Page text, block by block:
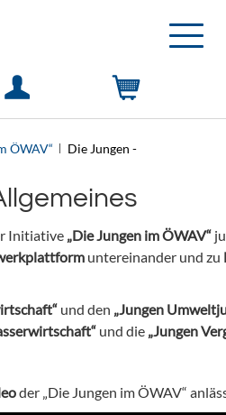
Toggle
ÖWAV“
Die Jungen -
Initiative „Die Jungen im ÖWAV“
untereinander und zu
und den „Jungen
und die „Jungen
der „Die Jungen im ÖWAV“